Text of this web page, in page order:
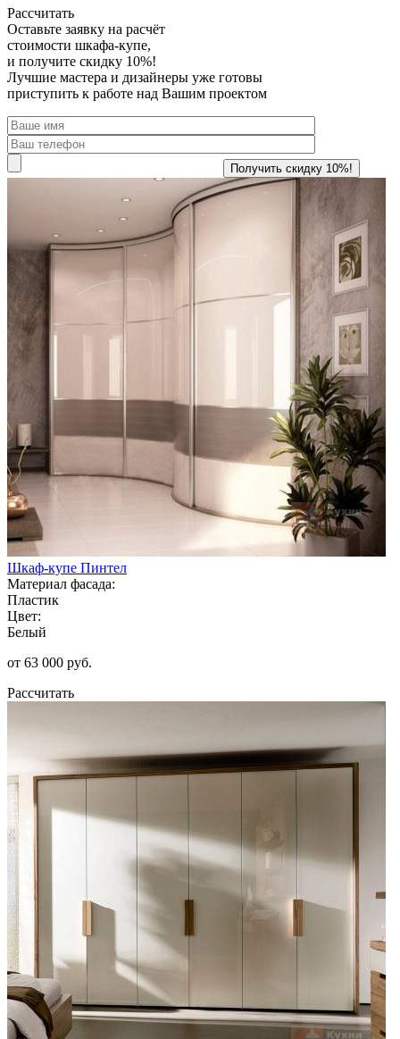
Рассчитать
Оставьте заявку на расчёт
стоимости шкафа-купе,
и получите скидку 10%!
Лучшие мастера и дизайнеры уже готовы
приступить к работе над Вашим проектом
Шкаф-купе Пинтел
Материал фасада:
Пластик
Цвет:
Белый
от 63 000 руб.
Рассчитать